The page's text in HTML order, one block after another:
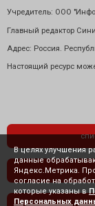
Учредитель: ООО
Главный редактор
Адрес: Россия.
Настоящий ресурс
В целях улучшения
данные
Яндекс.Метрика.
согласие на
которые указаны в
Персональных